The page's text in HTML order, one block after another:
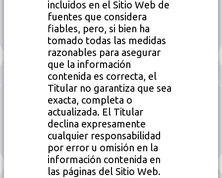
incluidos en el Sitio Web de
fuentes que considera
fiables, pero, si bien ha
tomado todas las medidas
razonables para asegurar
que la información
contenida es correcta, el
Titular no garantiza que sea
exacta, completa o
actualizada. El Titular
declina expresamente
cualquier responsabilidad
por error u omisión en la
información contenida en
las páginas del Sitio Web.